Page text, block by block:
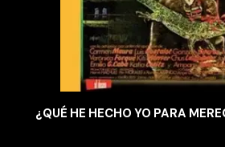
¿QUÉ HE HECHO YO PARA